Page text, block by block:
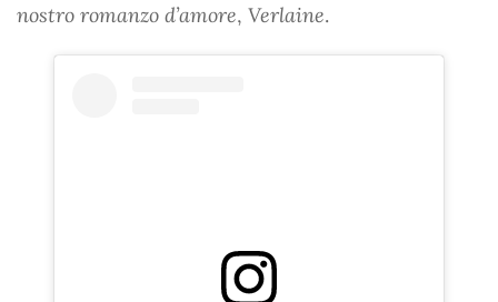
nostro romanzo d’amore, Verlaine.